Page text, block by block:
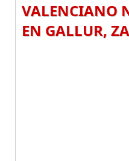
VALENCIANO
EN GALLUR,